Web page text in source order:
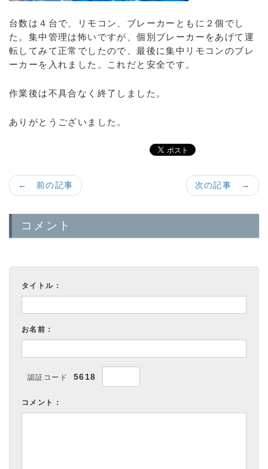
台数は４台で、リモコン、ブレーカーともに２個でし
た。集中管理は怖いですが、個別ブレーカーをあげて運
転してみて正常でしたので、最後に集中リモコンのブレ
ーカーを入れました。これだと安全です。
作業後は不具合なく終了しました。
ありがとうございました。
次の記事 →
← 前の記事
コメント
タイトル：
お名前：
認証コード 5618
コメント：